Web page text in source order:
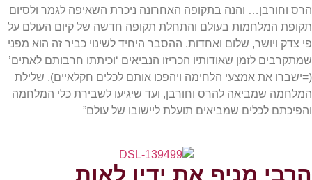
הרס וחורבן… והנה בתקופה האחרונה ניכרת השאיפה לגמר ולסיום
תקופת המלחמות בעולם והתחלת תקופה חדשה של קיום העולם על
פי צדק ויושר, שלום ואחדות. ההסבר היחיד לשינוי כביר זה הוא מפני
שמתקרבים לזמן שאודותיו הכריזו הנביאים ‘וכיתתו חרבותם לאתים’
(=ישברו את אמצעי הלחימה ויהפכו אותם לכלים חקלאיים), שלילת
המלחמה שמביאה להרס וחורבן, ועד שיגיעו לשבירת כלי המלחמה
והפיכתם לכלים שמביאים תועלת ליישובו של עולם”
הרבי מניף את ידיו לאות